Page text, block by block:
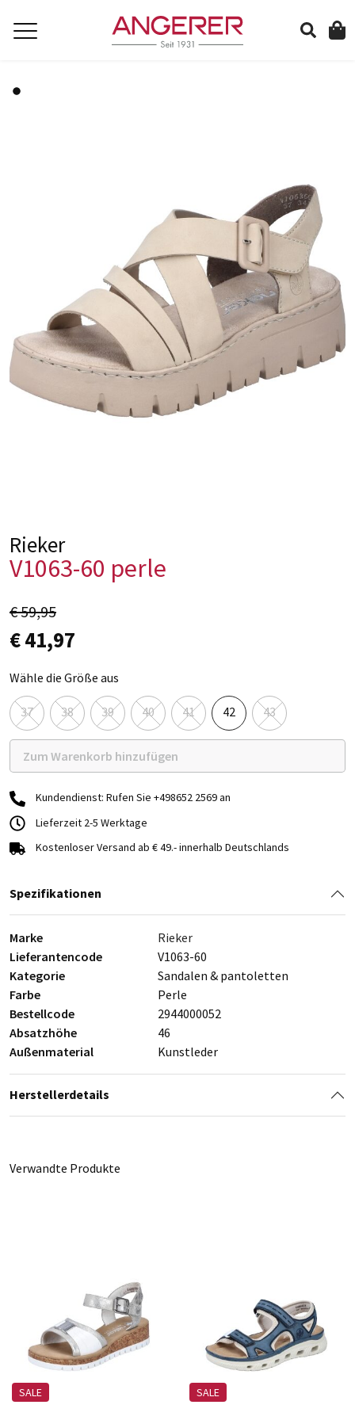
Rieker
V1063-60 perle
€ 59,95
€ 41,97
Wähle die Größe aus
37 38 39 40 41 42 43
Zum Warenkorb hinzufügen
Kundendienst: Rufen Sie +498652 2569 an
Lieferzeit 2-5 Werktage
Kostenloser Versand ab € 49.- innerhalb Deutschlands
Spezifikationen
Marke
Rieker
Lieferantencode
V1063-60
Kategorie
Sandalen & pantoletten
Farbe
Perle
Bestellcode
2944000052
Absatzhöhe
46
Außenmaterial
Kunstleder
Herstellerdetails
Verwandte Produkte
SALE SALE